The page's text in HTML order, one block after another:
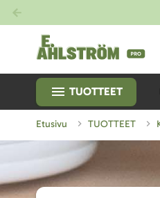
TUOTTEET
Etusivu TUOTTEET